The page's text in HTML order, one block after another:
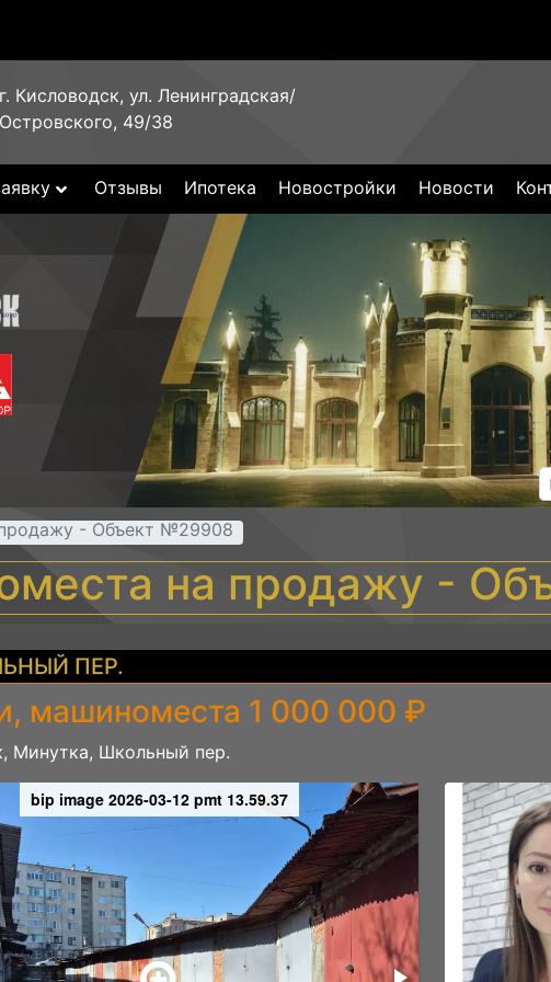
г. Кисловодск, ул. Ленинградская/
Островского, 49/38
Отзывы Ипотека Новостройки Новости
- Объект №29908
на продажу -
ПЕР.
машиноместа 1 000 000 ₽
Минутка, Школьный пер.
bip image 2026-03-12 pmt 13.59.37